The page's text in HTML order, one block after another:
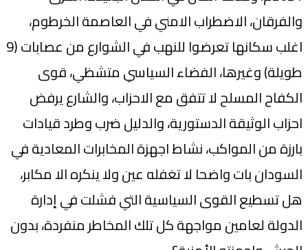
والفرقان، الاضطراب الامني في العاصمة الخرطوم،
اغلب سكانها تعرضوا للنهب في الشوارع من عصابات (9
طويلة) وغيرها، الفضاء السياسي متشظي، قوى
الكفاح المسلح لا تتفق مع الاحزاب، والشارع يرفض
احزاب الوثيقة الدستورية، والدليل ضرب وطرد قيادات
بارزة من المواكب، نشاط اجهزة المخابرات المعادية في
السودان بات واضحا لا تغفله عين ولا ينكره الا مكابر،
هل تسطيع القوى السياسية التي فشلت في إدارة
الدولة لعامين مواجهة كل تلك المخاطر منفردة، بدون